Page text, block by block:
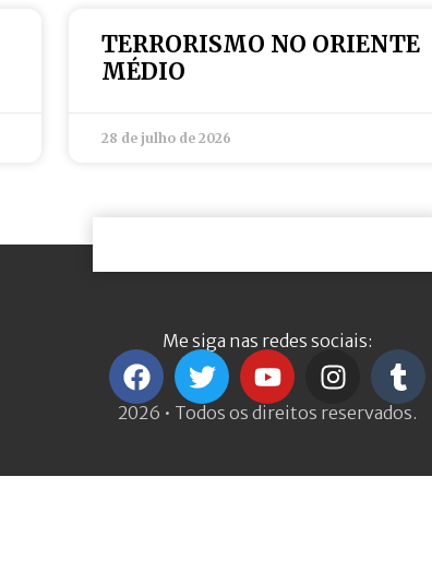
TERRORISMO NO ORIENTE
MÉDIO
28 de julho de 2026
Me siga nas redes sociais:
2026 • Todos os direitos reservados.